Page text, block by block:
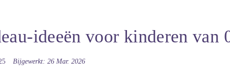
ideeën voor kinderen van
Bijgewerkt: 26 Mar. 2026